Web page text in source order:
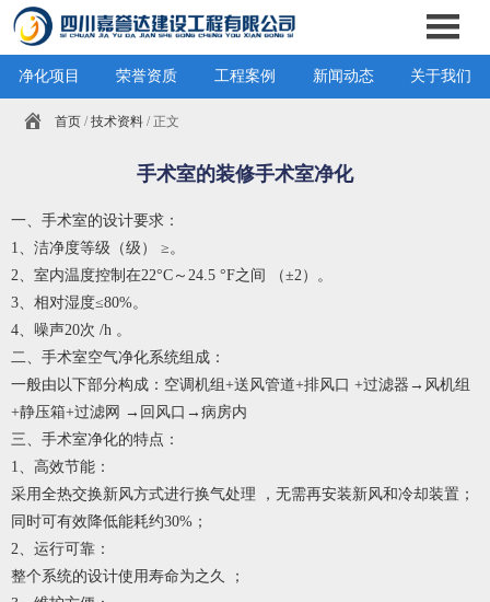
净化项目 荣誉资质 工程案例 新闻动态 关于我们
首页 /技术资料 / 正文
手术室的装修手术室净化
一、手术室的设计要求：
1、洁净度等级（级） ≥。
2、室内温度控制在22°C～24.5 °F之间 （±2）。
3、相对湿度≤80%。
4、噪声20次 /h 。
二、手术室空气净化系统组成：
一般由以下部分构成：空调机组+送风管道+排风口 +过滤器→风机组
+静压箱+过滤网 →回风口→病房内
三、手术室净化的特点：
1、高效节能：
采用全热交换新风方式进行换气处理 ，无需再安装新风和冷却装置；
同时可有效降低能耗约30%；
2、运行可靠：
整个系统的设计使用寿命为之久 ；